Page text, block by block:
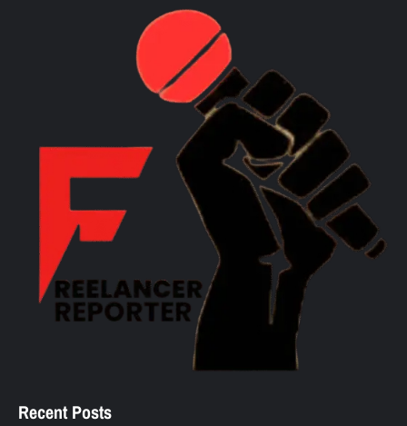
Recent Posts